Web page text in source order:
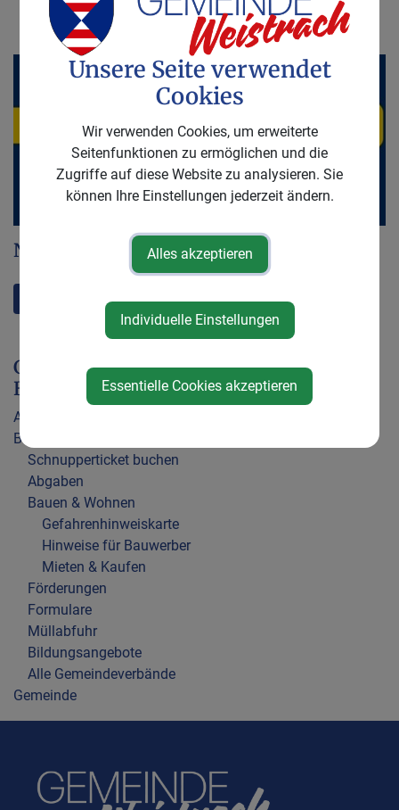
Gemeinde &
Bürgerservice
Aktuelles
Bürgerservice
Schnupperticket buchen
Abgaben
Bauen & Wohnen
Gefahrenhinweiskarte
Hinweise für Bauwerber
Mieten & Kaufen
Förderungen
Formulare
Müllabfuhr
Bildungsangebote
Alle Gemeindeverbände
Gemeinde
FÖRDERUNGEN
NÖ Bauordnung 2014
Link zur NÖ Bauordnung 2014 (ris.bka.gv.at)
Unsere Seite verwendet
Cookies
Wir verwenden Cookies, um erweiterte
Seitenfunktionen zu ermöglichen und die
Zugriffe auf diese Website zu analysieren. Sie
können Ihre Einstellungen jederzeit ändern.
Alles akzeptieren
Individuelle Einstellungen
Essentielle Cookies akzeptieren